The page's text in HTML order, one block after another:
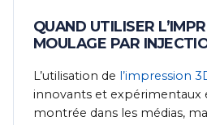
QUAND UTILISER
MOULAGE PAR
L’utilisation de l’impression
innovants et
montrée dans les médias,